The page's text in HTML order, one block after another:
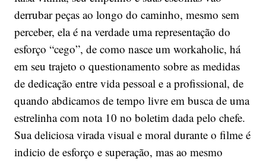
derrubar peças ao longo do caminho, mesmo sem
perceber, ela é na verdade uma representação do
esforço “cego”, de como nasce um workaholic, há
em seu trajeto o questionamento sobre as medidas
de dedicação entre vida pessoal e a profissional, de
quando abdicamos de tempo livre em busca de uma
estrelinha com nota 10 no boletim dada pelo chefe.
Sua deliciosa virada visual e moral durante o filme é
indicio de esforço e superação, mas ao mesmo